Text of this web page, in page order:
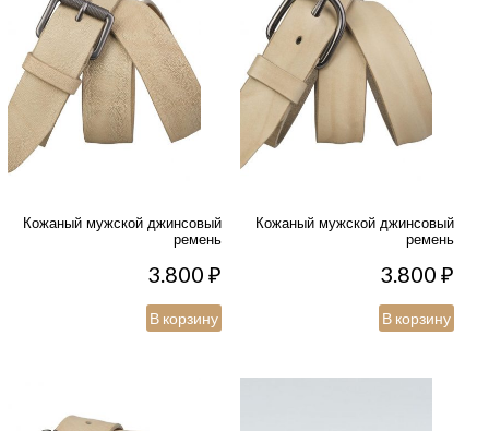
Кожаный мужской джинсовый
ремень
3.800₽
В корзину
Кожаный мужской джинсовый
ремень
3.800₽
В корзину